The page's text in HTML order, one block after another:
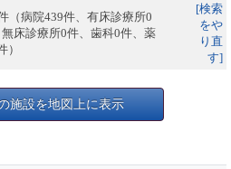
（病院439件、有床診療所0
床診療所0件、歯科0件、薬
）
[検索
をや
り直
す]
施設を地図上に表示